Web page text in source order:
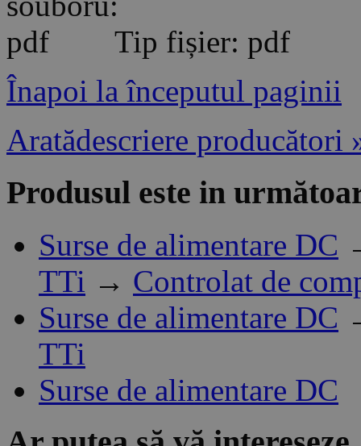
Tip fișier: pdf
Înapoi la începutul paginii
Aratădescriere producători
Produsul este in
Surse de alimentare DC
TTi → Controlat de
Surse de alimentare DC
TTi
Surse de alimentare DC